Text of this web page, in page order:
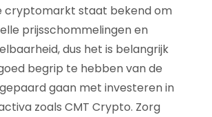
cryptomarkt staat bekend om
prijsschommelingen en
dus het is belangrijk
begrip te hebben van de
gepaard gaan met investeren in
zoals CMT Crypto. Zorg